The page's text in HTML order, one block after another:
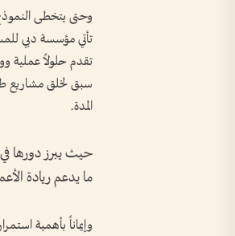
وحتى يتخطى
تأتي مؤسسة دبي
تقدم حلولاً عملية
المدة.
حيث يبرز دورها في
ما يدعم ريادة
وإيماناً بأهمية